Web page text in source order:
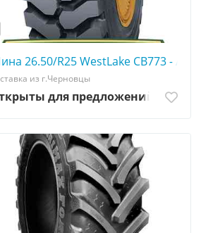
0507773380
26.50/R25 WestLake CB773 -
из г.Черновцы
для предложений